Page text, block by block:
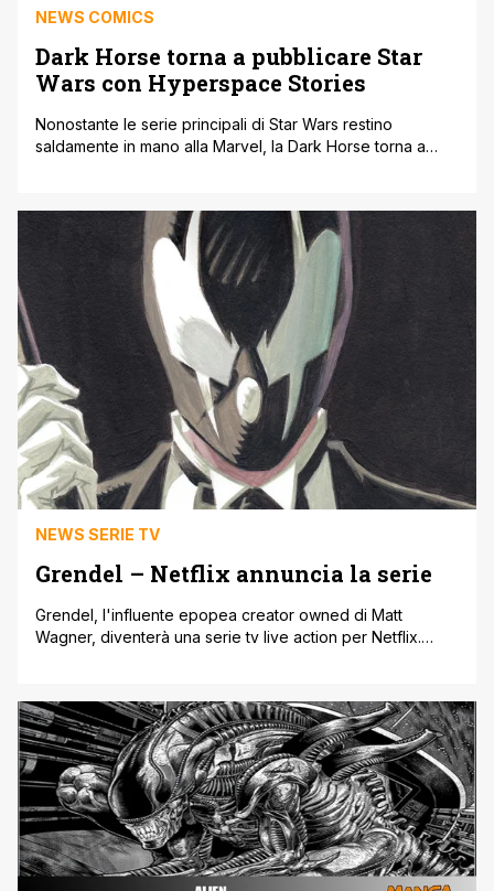
NEWS COMICS
Dark Horse torna a pubblicare Star
Wars con Hyperspace Stories
Nonostante le serie principali di Star Wars restino
saldamente in mano alla Marvel, la Dark Horse torna a
racconterà vicende ambientate lungo un po’ tutta la
timeline di Star Wars. Si tratta di un titolo adatto a tutte le
NEWS SERIE TV
Grendel – Netflix annuncia la serie
Grendel, l'influente epopea creator owned di Matt
Wagner, diventerà una serie tv live action per Netflix.
abile schermitore, scrittore e assassino in cerca di
vendetta per la morte di un amore perduto. Andrà in
guerra [']